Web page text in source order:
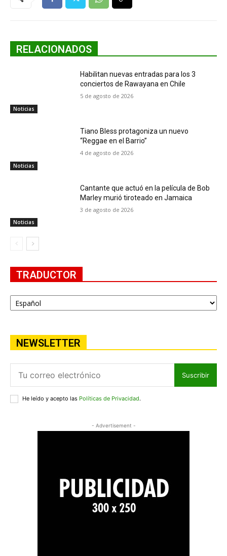
RELACIONADOS
Noticias
Habilitan nuevas entradas para los 3
conciertos de Rawayana en Chile
5 de agosto de 2026
Noticias
Tiano Bless protagoniza un nuevo
“Reggae en el Barrio”
4 de agosto de 2026
Noticias
Cantante que actuó en la película de Bob
Marley murió tiroteado en Jamaica
3 de agosto de 2026
TRADUCTOR
NEWSLETTER
Suscribir
He leído y acepto las Políticas de Privacidad.
- Advertisement -